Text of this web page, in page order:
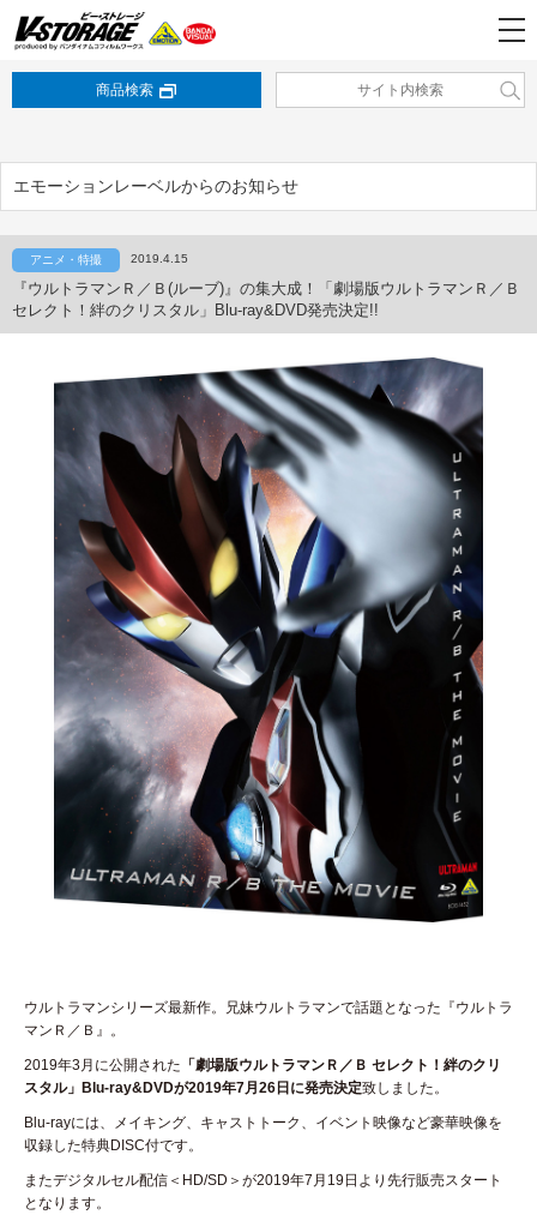
商品検索
エモーションレーベルからのお知らせ
アニメ・特撮 2019.4.15
『ウルトラマンＲ／Ｂ(ルーブ)』の集大成！「劇場版ウルトラマンＲ／Ｂ
セレクト！絆のクリスタル」Blu-ray&DVD発売決定!!
ウルトラマンシリーズ最新作。兄妹ウルトラマンで話題となった『ウルトラ
マンＲ／Ｂ』。
2019年3月に公開された 「劇場版ウルトラマンＲ／Ｂ セレクト！絆のクリ
スタル」Blu-ray&DVDが2019年7月26日に発売決定致しました。
Blu-rayには、メイキング、キャストトーク、イベント映像など豪華映像を
収録した特典DISC付です。
またデジタルセル配信＜HD/SD＞が2019年7月19日より先行販売スタート
となります。